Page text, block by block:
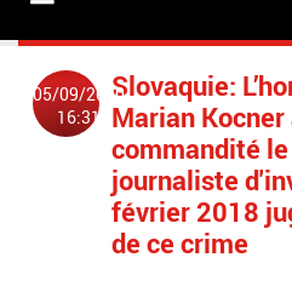
05/09/2020
16:31
Slovaquie:
Marian
commandité
journaliste
février 2018
de ce crime